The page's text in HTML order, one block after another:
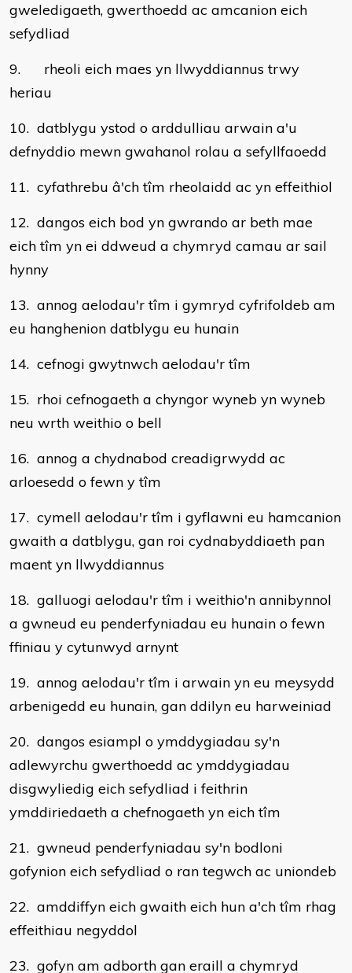
gweledigaeth, gwerthoedd ac amcanion eich
sefydliad
9. rheoli eich maes yn llwyddiannus trwy
heriau
10. datblygu ystod o arddulliau arwain a'u
defnyddio mewn gwahanol rolau a sefyllfaoedd
11. cyfathrebu â'ch tîm rheolaidd ac yn effeithiol
12. dangos eich bod yn gwrando ar beth mae
eich tîm yn ei ddweud a chymryd camau ar sail
hynny
13. annog aelodau'r tîm i gymryd cyfrifoldeb am
eu hanghenion datblygu eu hunain
14. cefnogi gwytnwch aelodau'r tîm
15. rhoi cefnogaeth a chyngor wyneb yn wyneb
neu wrth weithio o bell
16. annog a chydnabod creadigrwydd ac
arloesedd o fewn y tîm
17. cymell aelodau'r tîm i gyflawni eu hamcanion
gwaith a datblygu, gan roi cydnabyddiaeth pan
maent yn llwyddiannus
18. galluogi aelodau'r tîm i weithio'n annibynnol
a gwneud eu penderfyniadau eu hunain o fewn
ffiniau y cytunwyd arnynt
19. annog aelodau'r tîm i arwain yn eu meysydd
arbenigedd eu hunain, gan ddilyn eu harweiniad
20. dangos esiampl o ymddygiadau sy'n
adlewyrchu gwerthoedd ac ymddygiadau
disgwyliedig eich sefydliad i feithrin
ymddiriedaeth a chefnogaeth yn eich tîm
21. gwneud penderfyniadau sy'n bodloni
gofynion eich sefydliad o ran tegwch ac uniondeb
22. amddiffyn eich gwaith eich hun a'ch tîm rhag
effeithiau negyddol
23. gofyn am adborth gan eraill a chymryd